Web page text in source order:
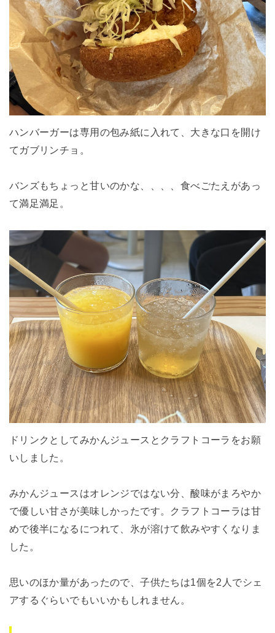
ハンバーガーは専用の包み紙に入れて、大きな口を開け
てガブリンチョ。
バンズもちょっと甘いのかな、、、、食べごたえがあっ
て満足満足。
ドリンクとしてみかんジュースとクラフトコーラをお願
いしました。
みかんジュースはオレンジではない分、酸味がまろやか
で優しい甘さが美味しかったです。クラフトコーラは甘
めで後半になるにつれて、氷が溶けて飲みやすくなりま
した。
思いのほか量があったので、子供たちは1個を2人でシェ
アするぐらいでもいいかもしれません。